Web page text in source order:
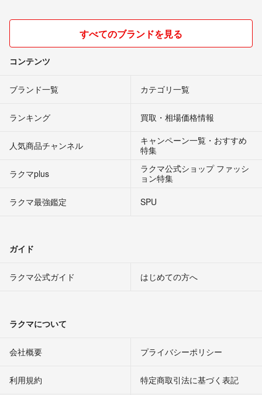
すべてのブランドを見る
コンテンツ
ブランド一覧 カテゴリ一覧
ランキング 買取・相場価格情報
人気商品チャンネル
キャンペーン一覧・おすすめ
特集
ラクマplus
ラクマ公式ショップ ファッシ
ョン特集
ラクマ最強鑑定
SPU
ガイド
ラクマ公式ガイド はじめての方へ
ラクマについて
会社概要 プライバシーポリシー
利用規約 特定商取引法に基づく表記